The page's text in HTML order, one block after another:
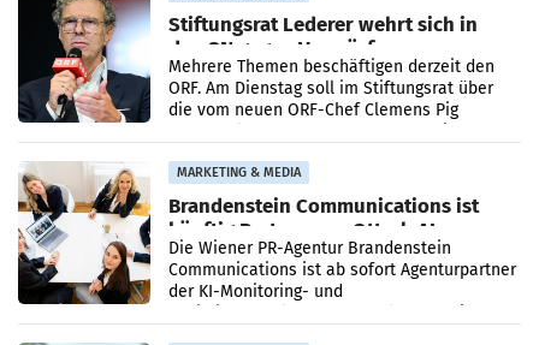
Stiftungsrat Lederer wehrt sich in
den SN gegen Vorwürfe
Mehrere Themen beschäftigen derzeit den
ORF. Am Dienstag soll im Stiftungsrat über
die vom neuen ORF-Chef Clemens Pig
MARKETING & MEDIA
Brandenstein Communications ist
künftig Partner von OtterlyAI
Die Wiener PR-Agentur Brandenstein
Communications ist ab sofort Agenturpartner
der KI-Monitoring- und